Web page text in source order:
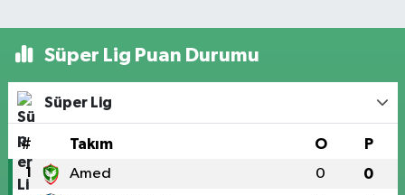
Süper Lig Puan Durumu
Süper Lig
# Takım O P
1 Amed 0 0